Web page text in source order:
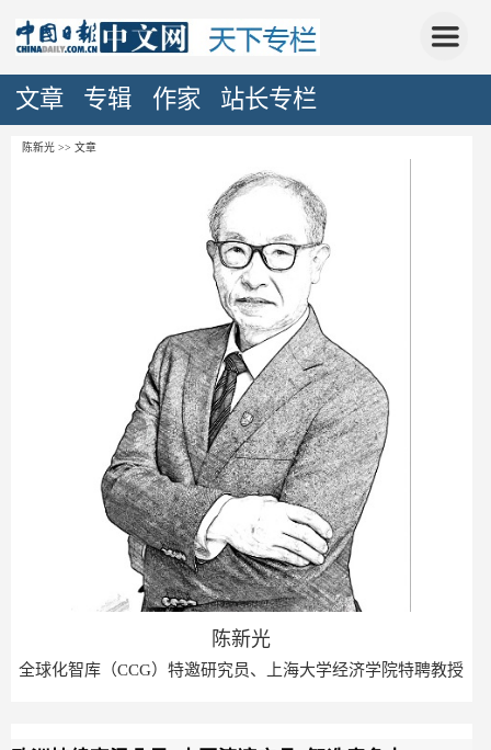
文章 专辑 作家 站长专栏
陈新光 >> 文章
陈新光
全球化智库（CCG）特邀研究员、上海大学经济学院特聘教授